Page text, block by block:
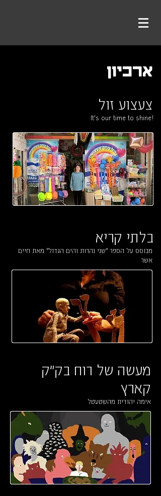
ארכיון
צעצוע זול
It's our time to shine!
בלתי קריא
מבוסס על הספר "שני נהרות והים הגדול" מאת חיים
אשר
מעשה של רוח בק"ק
קארץ
אימה יהודית מהשטעטל